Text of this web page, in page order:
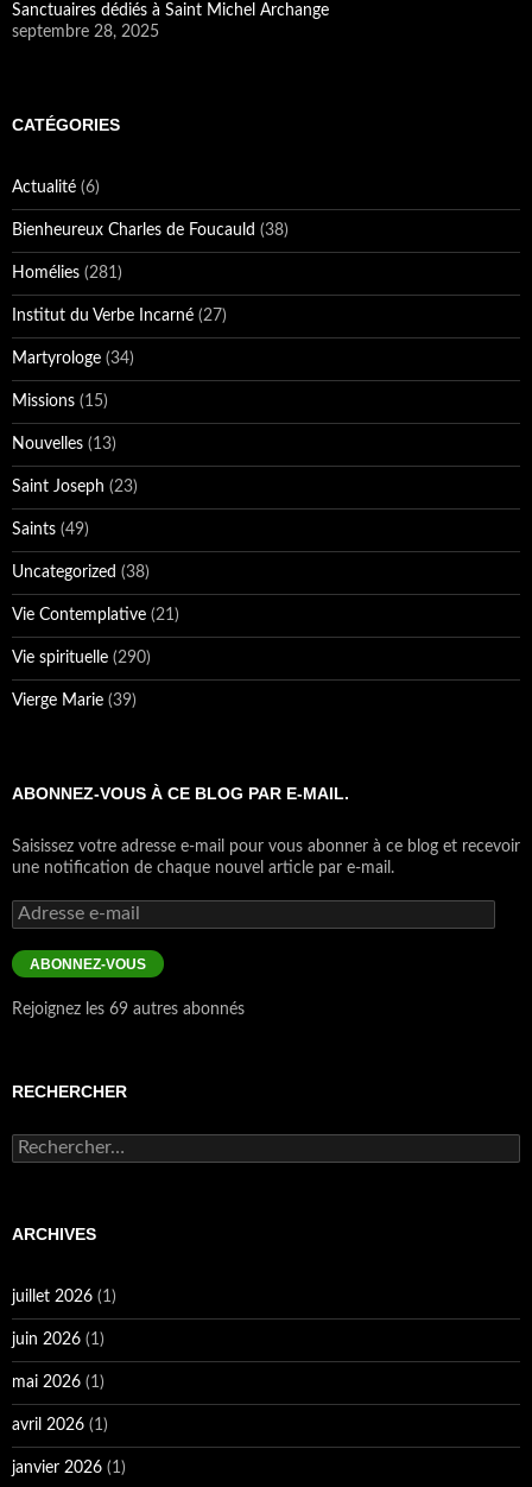
Sanctuaires dédiés à Saint Michel Archange
septembre 28, 2025
CATÉGORIES
Actualité (6)
Bienheureux Charles de Foucauld (38)
Homélies (281)
Institut du Verbe Incarné (27)
Martyrologe (34)
Missions (15)
Nouvelles (13)
Saint Joseph (23)
Saints (49)
Uncategorized (38)
Vie Contemplative (21)
Vie spirituelle (290)
Vierge Marie (39)
ABONNEZ-VOUS À CE BLOG PAR E-MAIL.
Saisissez votre adresse e-mail pour vous abonner à ce blog et recevoir
une notification de chaque nouvel article par e-mail.
Adresse
e-
mail
ABONNEZ-VOUS
Rejoignez les 69 autres abonnés
RECHERCHER
Rechercher :
ARCHIVES
juillet 2026 (1)
juin 2026 (1)
mai 2026 (1)
avril 2026 (1)
janvier 2026 (1)